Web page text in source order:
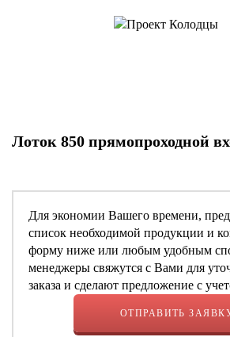
Лоток 850 прямопроходной
Для экономии Вашего времени,
список необходимой продукции и
форму ниже или любым удобным
менеджеры свяжутся с Вами для
заказа и сделают предложение с
ОТПРАВИТЬ